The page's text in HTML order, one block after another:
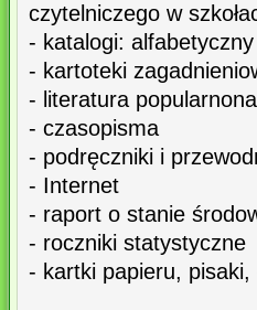
czytelniczego w
- katalogi:
- kartoteki
- literatura
- czasopisma
- podręczniki i
- Internet
- raport o stanie
- roczniki statystyczne
- kartki papieru, pisaki,